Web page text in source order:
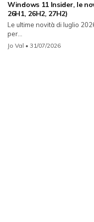
Windows 11 Insider, le
26H1, 26H2, 27H2)
Le ultime novità di luglio
per...
Jo Val • 31/07/2026